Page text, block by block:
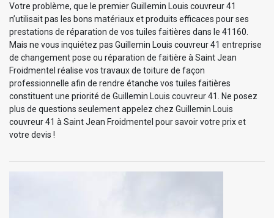
Votre problème, que le premier Guillemin Louis couvreur 41
n’utilisait pas les bons matériaux et produits efficaces pour ses
prestations de réparation de vos tuiles faitières dans le 41160.
Mais ne vous inquiétez pas Guillemin Louis couvreur 41 entreprise
de changement pose ou réparation de faitière à Saint Jean
Froidmentel réalise vos travaux de toiture de façon
professionnelle afin de rendre étanche vos tuiles faitières
constituent une priorité de Guillemin Louis couvreur 41. Ne posez
plus de questions seulement appelez chez Guillemin Louis
couvreur 41 à Saint Jean Froidmentel pour savoir votre prix et
votre devis !